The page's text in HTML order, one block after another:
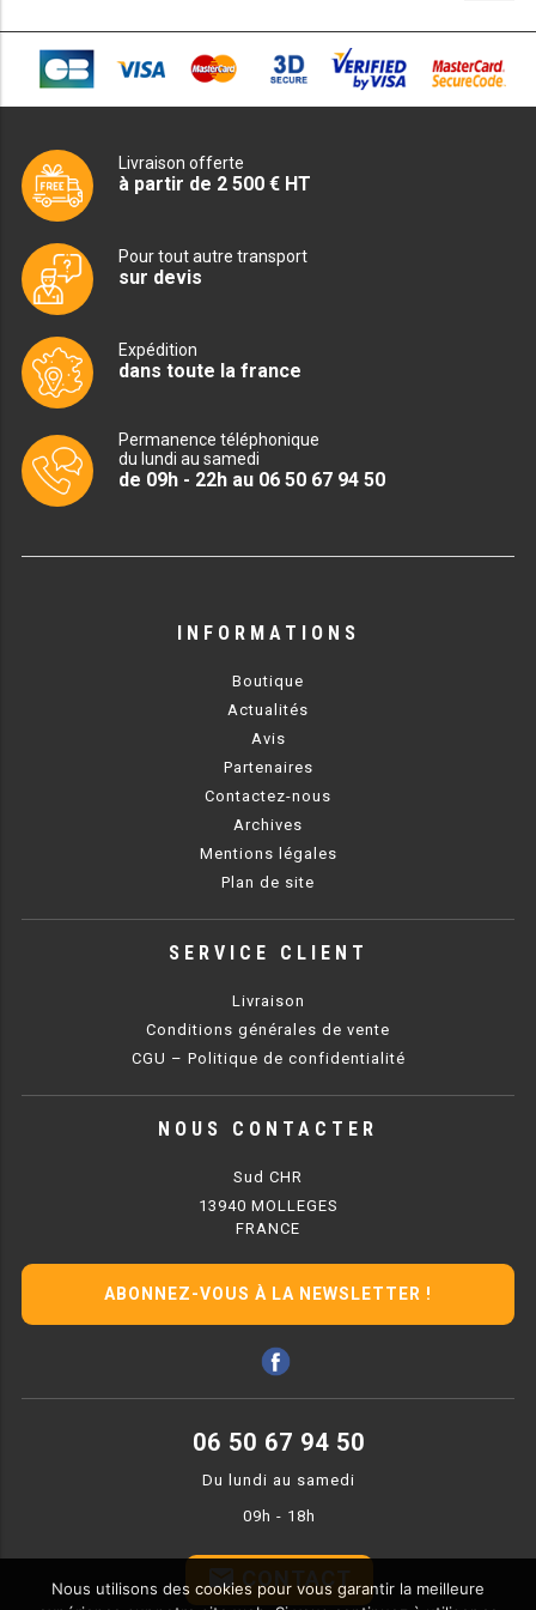
FRITEUSE 900 GAZ
FRITEUSE 600 ÉLECTRIQUE
FRITEUSE 650 ÉLÉCTRIQUE
FRITEUSE 900 ÉLECTRIQUE
GRILL PIERRE DE LAVE
GRILL 650 GAZ
GRILL 700 GAZ
CUISEUR À PÂTES SÉRIE UOC
CUISEUR À PÂTES 650 GAZ
CUISEUR À PÂTES 700 GAZ
CUISEUR À PÂTES 600 ÉLECTRIQUE
CUISEUR À PÂTES 700 ÉLECTRIQUE
CUISEUR À PÂTES 900 ÉLECTRIQUE
CUISINIÈRE FOUR 600 GAZ
CUISINIÈRE FOUR 900 GAZ
CUISINIÈRE FOUR 600 ÉLECTRIQUE
CUISINIÈRE FOUR 700 ÉLECTRIQUE
CUISINIÈRE FOUR 900 ÉLECTRIQUE
SAUTEUSE 700 GAZ
Livraison offerte
à partir de 2 500 € HT
Pour tout autre transport
sur devis
Expédition
dans toute la france
Permanence téléphonique
du lundi au samedi
de 09h - 22h au 06 50 67 94 50
INFORMATIONS
Boutique
Actualités
Avis
Partenaires
Contactez-nous
Archives
Mentions légales
Plan de site
SERVICE CLIENT
Livraison
Conditions générales de vente
CGU – Politique de confidentialité
NOUS CONTACTER
Sud CHR
13940 MOLLEGES
FRANCE
ABONNEZ-VOUS À LA NEWSLETTER !
06 50 67 94 50
Du lundi au samedi
09h - 18h
email
Nous utilisons des cookies pour vous garantir la meilleure